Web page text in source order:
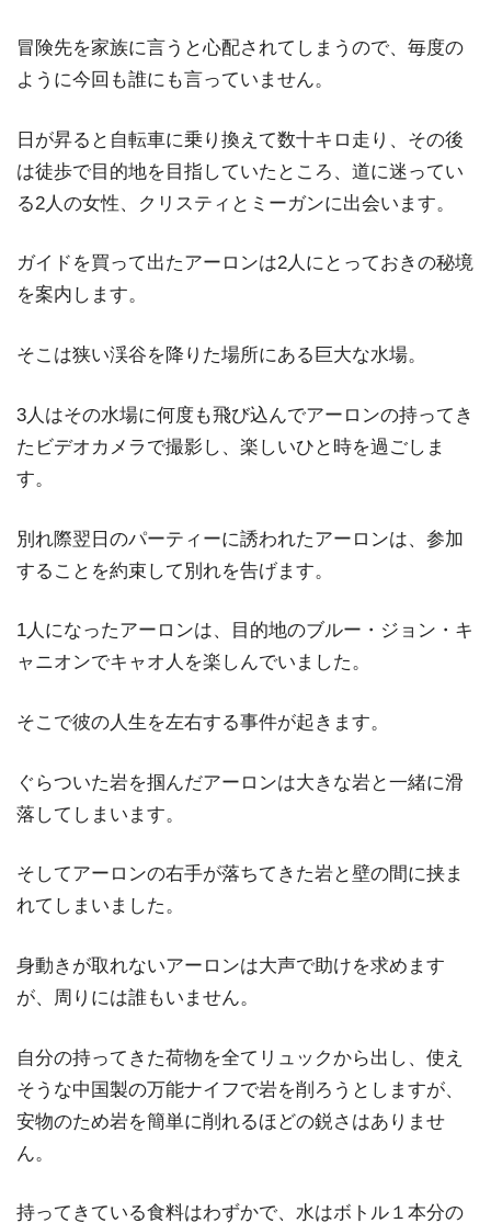
冒険先を家族に言うと心配されてしまうので、毎度の
ように今回も誰にも言っていません。
日が昇ると自転車に乗り換えて数十キロ走り、その後
は徒歩で目的地を目指していたところ、道に迷ってい
る2人の女性、クリスティとミーガンに出会います。
ガイドを買って出たアーロンは2人にとっておきの秘境
を案内します。
そこは狭い渓谷を降りた場所にある巨大な水場。
3人はその水場に何度も飛び込んでアーロンの持ってき
たビデオカメラで撮影し、楽しいひと時を過ごしま
す。
別れ際翌日のパーティーに誘われたアーロンは、参加
することを約束して別れを告げます。
1人になったアーロンは、目的地のブルー・ジョン・キ
ャニオンでキャオ人を楽しんでいました。
そこで彼の人生を左右する事件が起きます。
ぐらついた岩を掴んだアーロンは大きな岩と一緒に滑
落してしまいます。
そしてアーロンの右手が落ちてきた岩と壁の間に挟ま
れてしまいました。
身動きが取れないアーロンは大声で助けを求めます
が、周りには誰もいません。
自分の持ってきた荷物を全てリュックから出し、使え
そうな中国製の万能ナイフで岩を削ろうとしますが、
安物のため岩を簡単に削れるほどの鋭さはありませ
ん。
持ってきている食料はわずかで、水はボトル１本分の